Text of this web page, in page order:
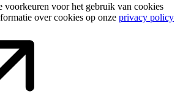
voorkeuren voor het gebruik van cookies
over cookies op onze privacy policy